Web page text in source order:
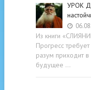
УРОК
Из книги
Прогресс
разум приходит
будущее …